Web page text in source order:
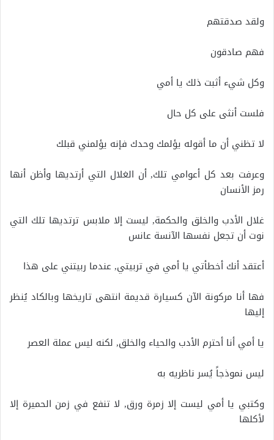
ولقد صدقتهم
فهم صادقون
وكل شيء أثبت ذلك يا أمي
فلست أنثى على كل حال
لا تظني أن ما أقوله يؤلمك وحدك فإنه يؤلمني قبلك
وعرفت بعد كل أعوامي تلك, أن الغلال التي أرتديها وأظن أنها
رمز الأنسان
غلال الأدب والخلق والحكمة, ليست إلا ملابس ترتديها تلك التي
نوت أن تجعل نفسها الآنسة عانس
أعتقد أنك أخطأتي يا أمي في تربيتي, عندما ربيتني على هذا
فها أنا مركونة الآن كسيارة قديمة انتهى تاريخها وبالكاد يُنظر
إليها
يا أمي أنا أحترم الأدب والحياء والخلق, لكنه ليس عملة العصر
ليس نموذجاً يُسر ناظريه به
وكتبي يا أمي ليست إلا زمرة ورق, لا تنفع في زمن الحميرة إلا
لأكلها